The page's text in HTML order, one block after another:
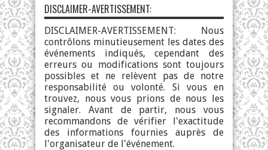
DISCLAIMER-AVERTISSEMENT:
DISCLAIMER-AVERTISSEMENT: Nous
contrôlons minutieusement les dates des
événements indiqués, cependant des
erreurs ou modifications sont toujours
possibles et ne relèvent pas de notre
responsabilité ou volonté. Si vous en
trouvez, nous vous prions de nous les
signaler. Avant de partir, nous vous
recommandons de vérifier l'exactitude
des informations fournies auprès de
l'organisateur de l'événement.